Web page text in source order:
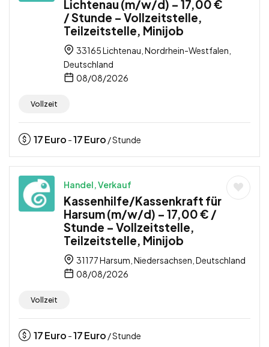
Lichtenau (m/w/d) – 17,00 €
/ Stunde – Vollzeitstelle,
Teilzeitstelle, Minijob
33165 Lichtenau, Nordrhein-Westfalen,
Deutschland
08/08/2026
Vollzeit
17Euro -17Euro / Stunde
Handel, Verkauf
Kassenhilfe/Kassenkraft für
Harsum (m/w/d) – 17,00 € /
Stunde – Vollzeitstelle,
Teilzeitstelle, Minijob
31177 Harsum, Niedersachsen, Deutschland
08/08/2026
Vollzeit
17Euro -17Euro / Stunde